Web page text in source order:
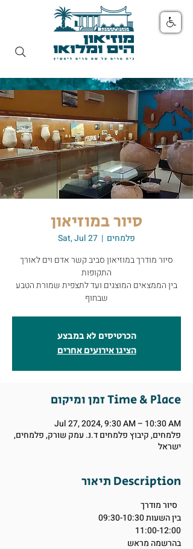
סיור במוזיאון
Sat, Jul 27
  |
פלמחים
סיור מודרך במוזיאון סביב קשר אדם וים לאורך
התקופות
בין הממצאים המוצגים ועד לתצפית שמורת הטבע
שבחוף
הכרטיסים לא במבצע
הציגו אירועים אחרים
זמן ומיקום Time & Place
Jul 27, 2024, 9:30 AM – 10:30 AM
פלמחים, קיבוץ פלמחים ד.נ. עמק שורק, פלמחים,
ישראל
תיאור Description
בין השעות 09:30-10:30
11:00-12:00
בהרשמה מראש